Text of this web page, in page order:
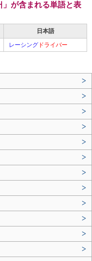
」が含まれる単語と表
日本語
レーシング ドライバー
>
>
>
>
>
>
>
>
>
>
>
>